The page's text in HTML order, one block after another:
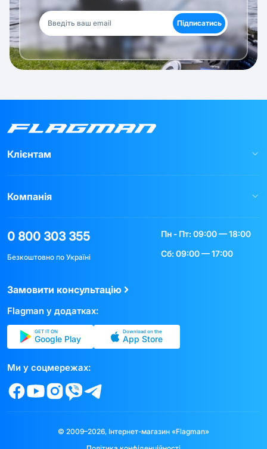
Підписатись
Клієнтам
Компанія
0 800 303 355
Безкоштовно по Україні
Пн - Пт: 09:00 — 18:00
Сб: 09:00 — 17:00
Замовити консультацію
Flagman у додатках:
GET IT ON
Google Play
Download on the
App Store
Ми у соцмережах:
© 2009–2026, Інтернет-магазин «Flagman»